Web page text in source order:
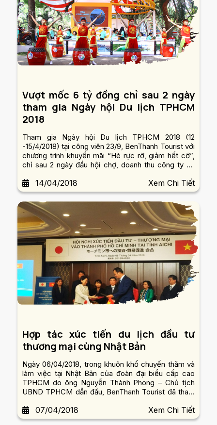
Vượt mốc 6 tỷ đồng chỉ sau 2 ngày
tham gia Ngày hội Du lịch TPHCM
2018
Tham gia Ngày hội Du lịch TPHCM 2018 (12
-15/4/2018) tại công viên 23/9, BenThanh Tourist với
chương trình khuyến mãi “Hè rực rỡ, giảm hết cỡ”,
chỉ sau 2 ngày đầu hội chợ, doanh thu công ty đã
14/04/2018 Xem Chi Tiết
Hợp tác xúc tiến du lịch đầu tư
thương mại cùng Nhật Bản
Ngày 06/04/2018, trong khuôn khổ chuyến thăm và
làm việc tại Nhật Bản của đoàn đại biểu cấp cao
TPHCM do ông Nguyễn Thành Phong – Chủ tịch
UBND TPHCM dẫn đầu, BenThanh Tourist đã tham
TPHCM tại tỉnh Aichi.
07/04/2018 Xem Chi Tiết